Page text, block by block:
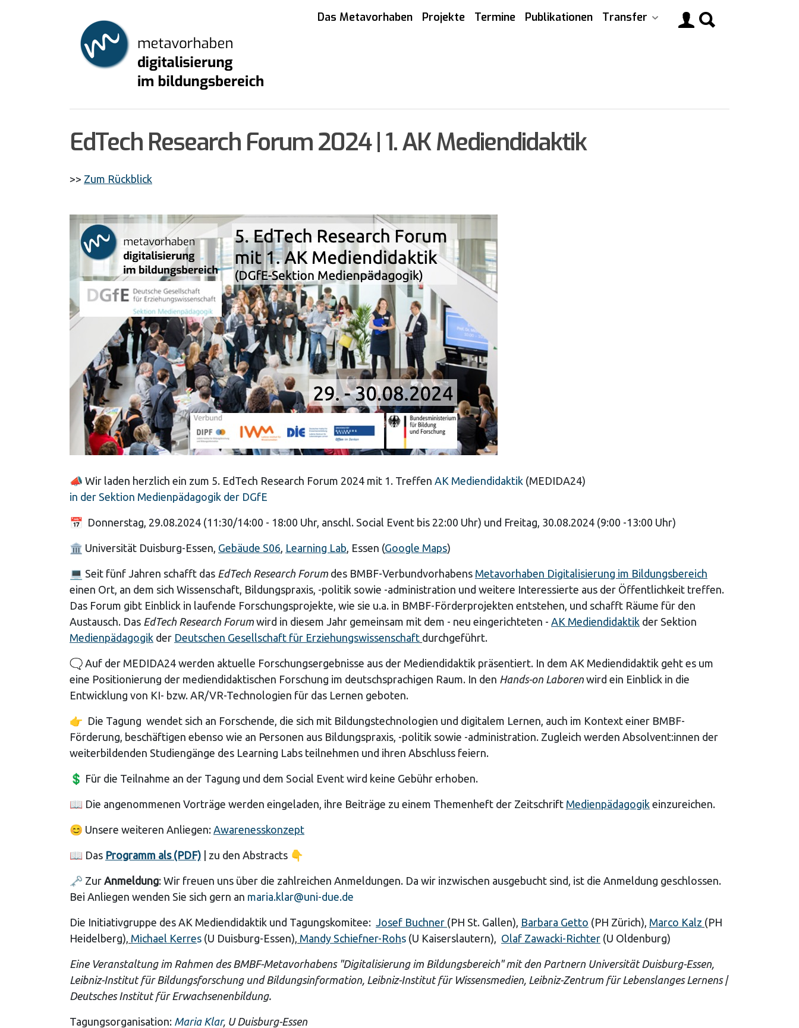
Das Metavorhaben Projekte Termine Publikationen Transfer
EdTech Research Forum 2024 | 1. AK Mediendidaktik
>> Zum Rückblick
📣 Wir laden herzlich ein zum 5. EdTech Research Forum 2024 mit 1. Treffen AK Mediendidaktik (MEDIDA24)
in der Sektion Medienpädagogik der DGfE
📅 Donnerstag, 29.08.2024 (11:30/14:00 - 18:00 Uhr, anschl. Social Event bis 22:00 Uhr) und Freitag, 30.08.2024 (9:00 -13:00 Uhr)
🏛 Universität Duisburg-Essen, Gebäude S06, Learning Lab, Essen (Google Maps)
💻 Seit fünf Jahren schafft das EdTech Research Forum des BMBF-Verbundvorhabens Metavorhaben Digitalisierung im Bildungsbereich
einen Ort, an dem sich Wissenschaft, Bildungspraxis, -politik sowie -administration und weitere Interessierte aus der Öffentlichkeit treffen.
Das Forum gibt Einblick in laufende Forschungsprojekte, wie sie u.a. in BMBF-Förderprojekten entstehen, und schafft Räume für den
Austausch. Das EdTech Research Forum wird in diesem Jahr gemeinsam mit dem - neu eingerichteten - AK Mediendidaktik der Sektion
Medienpädagogik der Deutschen Gesellschaft für Erziehungswissenschaft durchgeführt.
🗨 Auf der MEDIDA24 werden aktuelle Forschungsergebnisse aus der Mediendidaktik präsentiert. In dem AK Mediendidaktik geht es um
eine Positionierung der mediendidaktischen Forschung im deutschsprachigen Raum. In den Hands-on Laboren wird ein Einblick in die
Entwicklung von KI- bzw. AR/VR-Technologien für das Lernen geboten.
👉 Die Tagung wendet sich an Forschende, die sich mit Bildungstechnologien und digitalem Lernen, auch im Kontext einer BMBF-
Förderung, beschäftigen ebenso wie an Personen aus Bildungspraxis, -politik sowie -administration. Zugleich werden Absolvent:innen der
weiterbildenden Studiengänge des Learning Labs teilnehmen und ihren Abschluss feiern.
💲 Für die Teilnahme an der Tagung und dem Social Event wird keine Gebühr erhoben.
📖 Die angenommenen Vorträge werden eingeladen, ihre Beiträge zu einem Themenheft der Zeitschrift Medienpädagogik einzureichen.
😊 Unsere weiteren Anliegen: Awarenesskonzept
📖 Das Programm als (PDF) | zu den Abstracts 👇
🗝 Zur Anmeldung: Wir freuen uns über die zahlreichen Anmeldungen. Da wir inzwischen ausgebucht sind, ist die Anmeldung geschlossen.
Bei Anliegen wenden Sie sich gern an maria.klar@uni-due.de
Die Initiativgruppe des AK Mediendidaktik und Tagungskomitee: Josef Buchner (PH St. Gallen), Barbara Getto (PH Zürich), Marco Kalz (PH
Heidelberg), Michael Kerres (U Duisburg-Essen), Mandy Schiefner-Rohs (U Kaiserslautern), Olaf Zawacki-Richter (U Oldenburg)
Eine Veranstaltung im Rahmen des BMBF-Metavorhabens "Digitalisierung im Bildungsbereich" mit den Partnern Universität Duisburg-Essen,
Leibniz-Institut für Bildungsforschung und Bildungsinformation, Leibniz-Institut für Wissensmedien, Leibniz-Zentrum für Lebenslanges Lernens |
Deutsches Institut für Erwachsenenbildung.
Tagungsorganisation: Maria Klar, U Duisburg-Essen